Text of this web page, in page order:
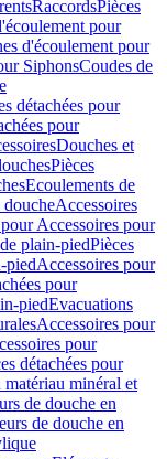
RaccordsPièces
pour
d'écoulement pour
SiphonsCoudes de
détachées pour
pour
Douches et
Pièces
Ecoulements de
doucheAccessoires
Accessoires pour
plain-piedPièces
piedAccessoires pour
pour
piedEvacuations
Accessoires pour
pour
détachées pour
matériau minéral et
de douche en
de douche en